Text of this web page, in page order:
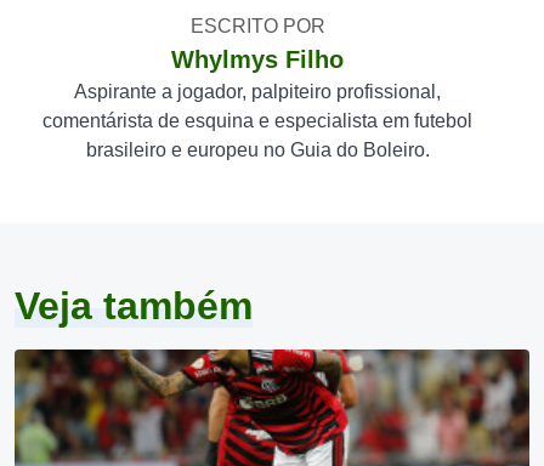
ESCRITO POR
Whylmys Filho
Aspirante a jogador, palpiteiro profissional,
comentárista de esquina e especialista em futebol
brasileiro e europeu no Guia do Boleiro.
Veja também